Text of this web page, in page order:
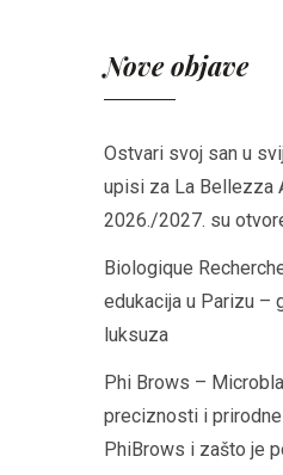
Nove objave
Ostvari svoj san u
upisi za La Bellezza
2026./2027. su
Biologique
edukacija u Parizu –
luksuza
Phi Brows –
preciznosti i
PhiBrows i zašto je